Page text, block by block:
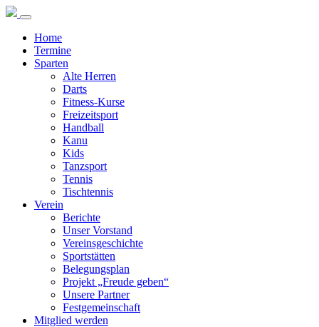
Home
Termine
Sparten
Alte Herren
Darts
Fitness-Kurse
Freizeitsport
Handball
Kanu
Kids
Tanzsport
Tennis
Tischtennis
Verein
Berichte
Unser Vorstand
Vereinsgeschichte
Sportstätten
Belegungsplan
Projekt „Freude geben“
Unsere Partner
Festgemeinschaft
Mitglied werden